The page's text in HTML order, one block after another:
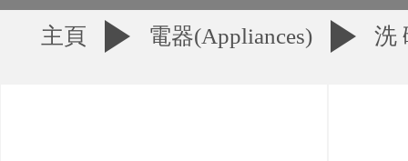
惠
主頁 電器(Appliances) 洗